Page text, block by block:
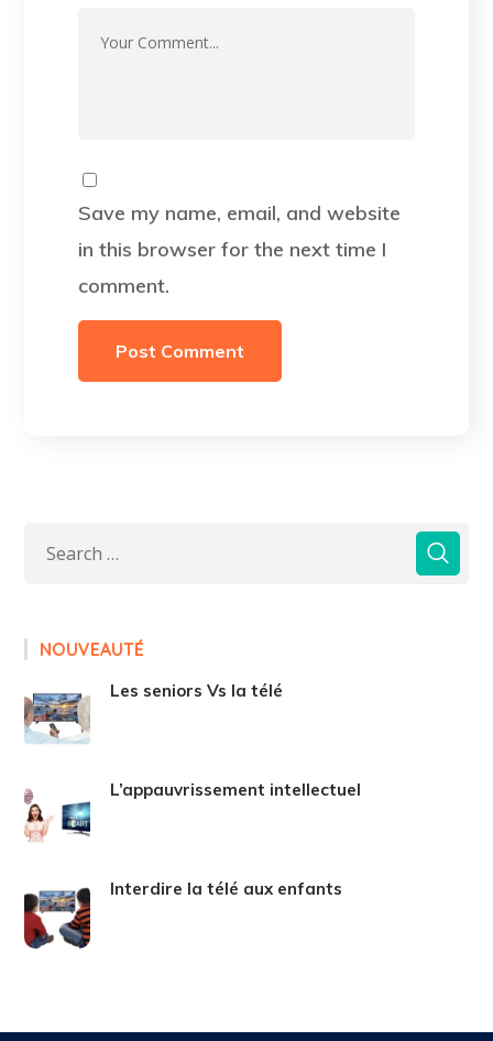
Save my name, email, and website
in this browser for the next time I
comment.
NOUVEAUTÉ
Les seniors Vs la télé
L’appauvrissement intellectuel
Interdire la télé aux enfants